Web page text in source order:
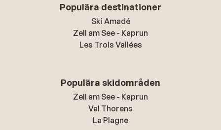
Populära destinationer
Ski Amadé
Zell am See - Kaprun
Les Trois Vallées
Populära skidområden
Zell am See - Kaprun
Val Thorens
La Plagne